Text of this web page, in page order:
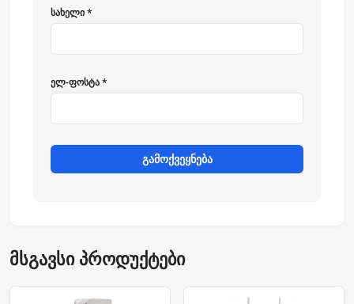
სახელი *
ელ-ფოსტა *
გამოქვეყნება
მსგავსი პროდუქტები